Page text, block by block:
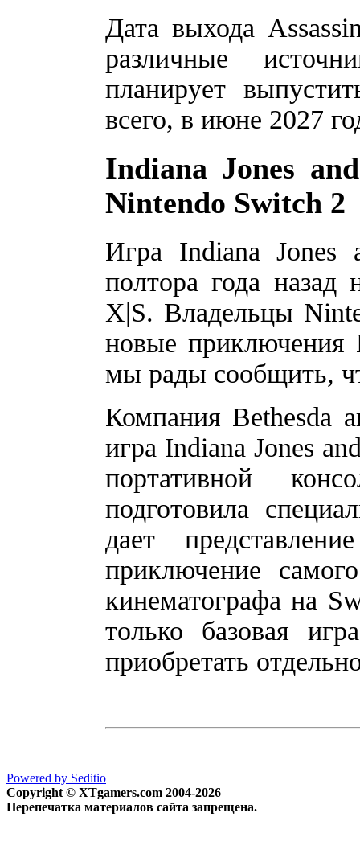
Дата выхода
различные
планирует
всего, в июне 2027
Indiana Jones
Nintendo Switch 2
Игра Indiana
полтора года
X|S. Владельцы
новые приключения
мы рады сообщить,
Компания Bethesda
игра Indiana Jones
портативной
подготовила
дает
приключение
кинематографа на
только базовая
приобретать
Powered by Seditio
Copyright © XTgamers.com 2004-2026
Перепечатка материалов сайта запрещена.